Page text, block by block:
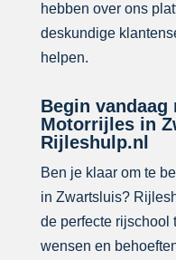
hebben over ons
deskundige
helpen.
Begin
Motorrijles in
Rijleshulp.nl
Ben je klaar om te
in Zwartsluis?
de perfecte rijschool
wensen en